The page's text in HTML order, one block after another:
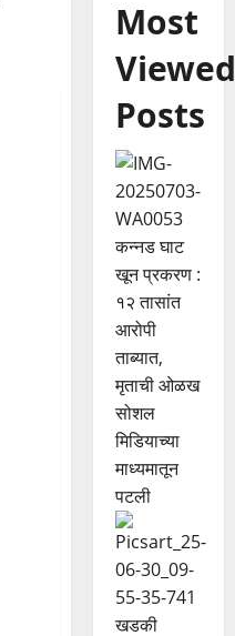
Most
Viewed
Posts
कन्नड घाट
खून प्रकरण :
१२ तासांत
आरोपी
ताब्यात,
मृताची ओळख
सोशल
मिडियाच्या
माध्यमातून
पटली
खडकी